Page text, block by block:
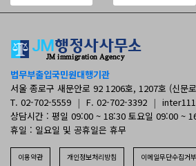
법무부출입국민원대행기관
서울 종로구 새문안로 92 1206호, 1207호 (신문
T. 02-702-5559 | F. 02-702-3392 |
상담시간 : 평일 09:00 ~ 18:30 토요일 09:00 ~
휴일 : 일요일 및 공휴일은 휴무
이용약관 개인정보처리방침 이메일무단수집거부